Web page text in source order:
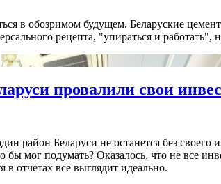
в обозримом будущем. Беларуские
рецепта, "упираться и работать",
провалили свои
район Беларуси не останется без своего
мог подумать? Оказалось, что не все
отчетах все выглядит идеально.